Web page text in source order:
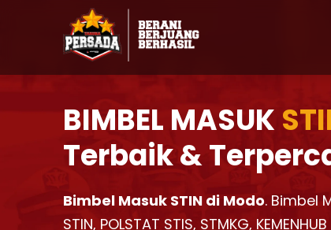
BIMBEL MASUK
Terbaik &
Bimbel Masuk STIN di Modo. Bimbel
STIN, POLSTAT STIS, STMKG,